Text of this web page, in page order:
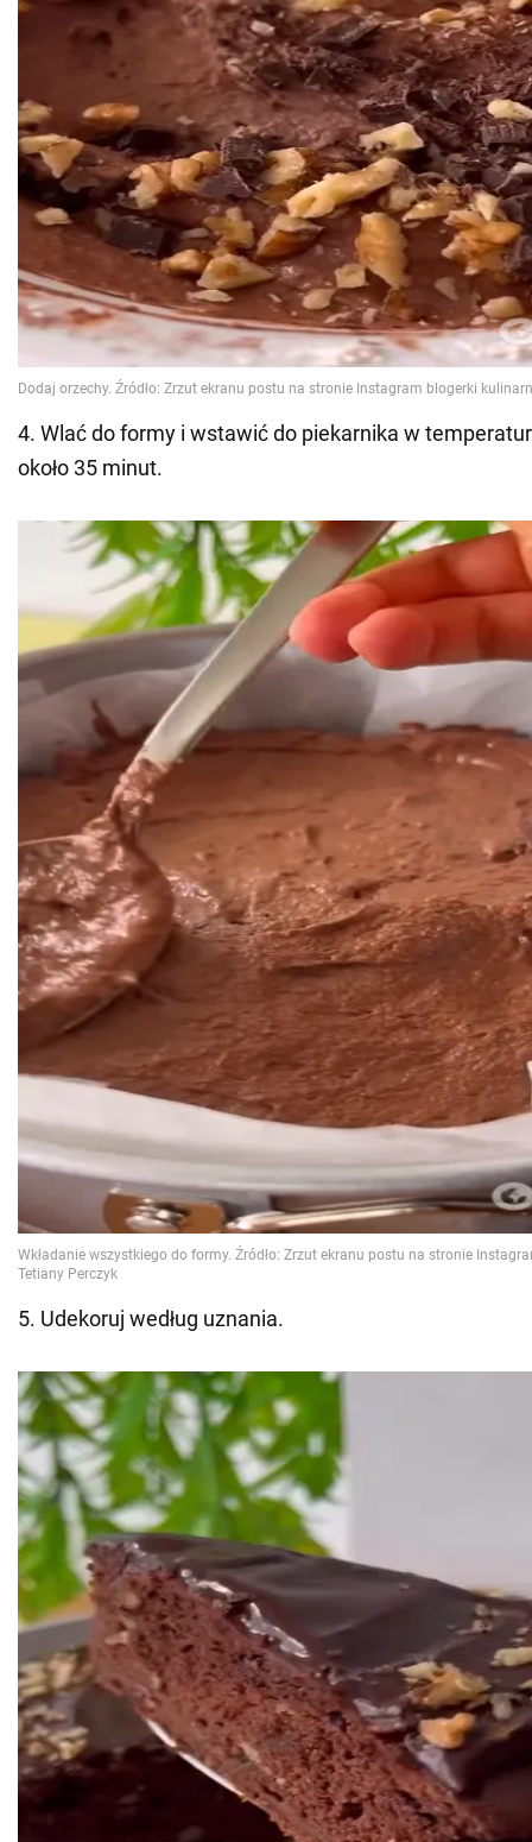
4. Wlać do formy i wstawić do piekarnika w
około 35 minut.
5. Udekoruj według uznania.